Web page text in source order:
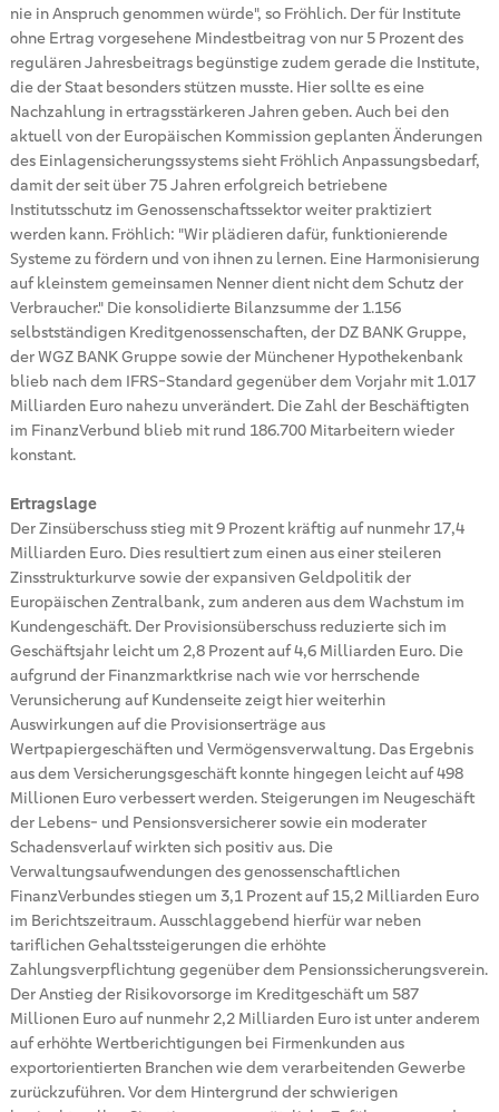
nie in Anspruch genommen würde", so Fröhlich. Der für Institute
ohne Ertrag vorgesehene Mindestbeitrag von nur 5 Prozent des
regulären Jahresbeitrags begünstige zudem gerade die Institute,
die der Staat besonders stützen musste. Hier sollte es eine
Nachzahlung in ertragsstärkeren Jahren geben. Auch bei den
aktuell von der Europäischen Kommission geplanten Änderungen
des Einlagensicherungssystems sieht Fröhlich Anpassungsbedarf,
damit der seit über 75 Jahren erfolgreich betriebene
Institutsschutz im Genossenschaftssektor weiter praktiziert
werden kann. Fröhlich: "Wir plädieren dafür, funktionierende
Systeme zu fördern und von ihnen zu lernen. Eine Harmonisierung
auf kleinstem gemeinsamen Nenner dient nicht dem Schutz der
Verbraucher." Die konsolidierte Bilanzsumme der 1.156
selbstständigen Kreditgenossenschaften, der DZ BANK Gruppe,
der WGZ BANK Gruppe sowie der Münchener Hypothekenbank
blieb nach dem IFRS-Standard gegenüber dem Vorjahr mit 1.017
Milliarden Euro nahezu unverändert. Die Zahl der Beschäftigten
im FinanzVerbund blieb mit rund 186.700 Mitarbeitern wieder
konstant.
Ertragslage
Der Zinsüberschuss stieg mit 9 Prozent kräftig auf nunmehr 17,4
Milliarden Euro. Dies resultiert zum einen aus einer steileren
Zinsstrukturkurve sowie der expansiven Geldpolitik der
Europäischen Zentralbank, zum anderen aus dem Wachstum im
Kundengeschäft. Der Provisionsüberschuss reduzierte sich im
Geschäftsjahr leicht um 2,8 Prozent auf 4,6 Milliarden Euro. Die
aufgrund der Finanzmarktkrise nach wie vor herrschende
Verunsicherung auf Kundenseite zeigt hier weiterhin
Auswirkungen auf die Provisionserträge aus
Wertpapiergeschäften und Vermögensverwaltung. Das Ergebnis
aus dem Versicherungsgeschäft konnte hingegen leicht auf 498
Millionen Euro verbessert werden. Steigerungen im Neugeschäft
der Lebens- und Pensionsversicherer sowie ein moderater
Schadensverlauf wirkten sich positiv aus. Die
Verwaltungsaufwendungen des genossenschaftlichen
FinanzVerbundes stiegen um 3,1 Prozent auf 15,2 Milliarden Euro
im Berichtszeitraum. Ausschlaggebend hierfür war neben
tariflichen Gehaltssteigerungen die erhöhte
Zahlungsverpflichtung gegenüber dem Pensionssicherungsverein.
Der Anstieg der Risikovorsorge im Kreditgeschäft um 587
Millionen Euro auf nunmehr 2,2 Milliarden Euro ist unter anderem
auf erhöhte Wertberichtigungen bei Firmenkunden aus
exportorientierten Branchen wie dem verarbeitenden Gewerbe
zurückzuführen. Vor dem Hintergrund der schwierigen